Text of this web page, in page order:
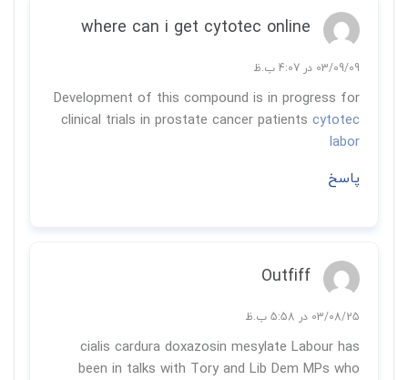
where can i get cytotec online
03/09/09 در 4:07 ب.ظ
Development of this compound is in progress for
clinical trials in prostate cancer patients cytotec
labor
پاسخ
Outfiff
03/08/25 در 5:58 ب.ظ
cialis cardura doxazosin mesylate Labour has
been in talks with Tory and Lib Dem MPs who